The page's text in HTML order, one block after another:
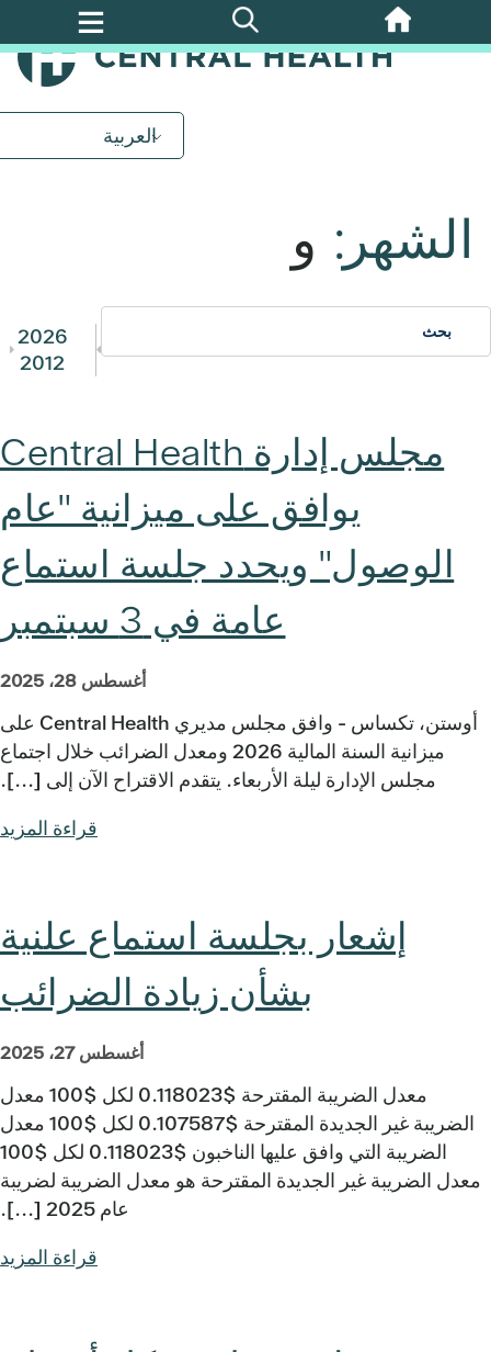
تخطي
إلى
العربية
الشهر: و
2026
2012
مجلس إدارة Central Health
يوافق على ميزانية "عام
الوصول" ويحدد جلسة استماع
عامة في 3 سبتمبر
أغسطس 28، 2025
أوستن، تكساس - وافق مجلس مديري Central Health على
ميزانية السنة المالية 2026 ومعدل الضرائب خلال اجتماع
مجلس الإدارة ليلة الأربعاء. يتقدم الاقتراح الآن إلى [...].
قراءة المزيد
إشعار بجلسة استماع علنية
بشأن زيادة الضرائب
أغسطس 27، 2025
معدل الضريبة المقترحة $0.118023 لكل $100 معدل
الضريبة غير الجديدة المقترحة $0.107587 لكل $100 معدل
الضريبة التي وافق عليها الناخبون $0.118023 لكل $100
معدل الضريبة غير الجديدة المقترحة هو معدل الضريبة لضريبة
عام 2025 [...].
قراءة المزيد